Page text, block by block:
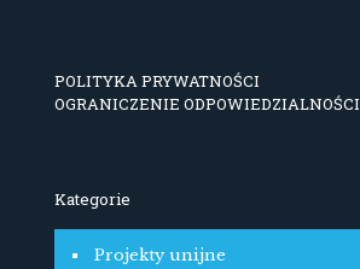
POLITYKA PRYWATNOŚCI
OGRANICZENIE ODPOWIEDZIALNOŚCI
Kategorie
Projekty unijne